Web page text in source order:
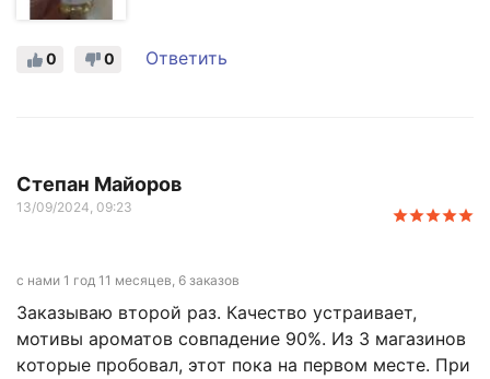
0
0 Ответить
Степан Майоров
13/09/2024, 09:23
с нами 1 год 11 месяцев, 6 заказов
Заказываю второй раз. Качество устраивает,
мотивы ароматов совпадение 90%. Из 3 магазинов
которые пробовал, этот пока на первом месте. При